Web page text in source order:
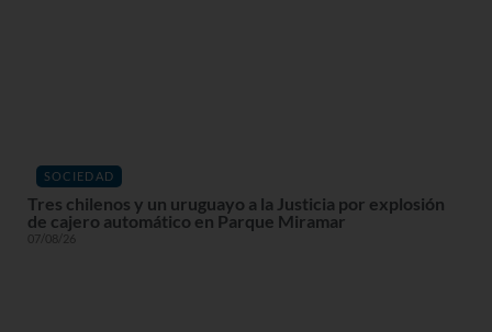
SOCIEDAD
Tres chilenos y un uruguayo a la Justicia por explosión
de cajero automático en Parque Miramar
07/08/26